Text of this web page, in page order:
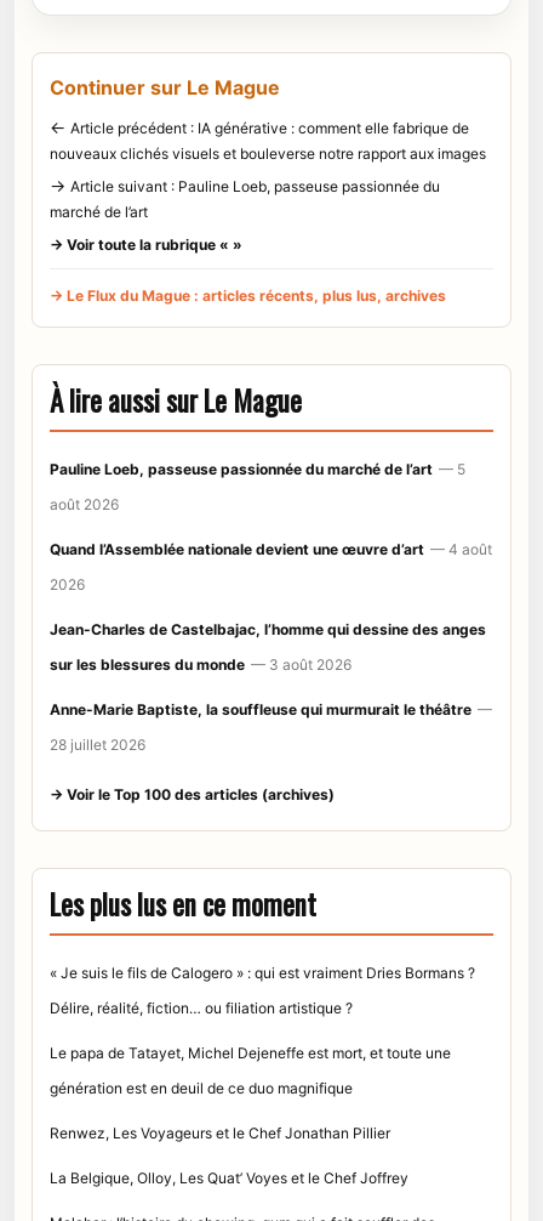
Continuer sur Le Mague
← Article précédent : IA générative : comment elle fabrique de
nouveaux clichés visuels et bouleverse notre rapport aux images
→ Article suivant : Pauline Loeb, passeuse passionnée du
marché de l’art
→ Voir toute la rubrique « »
→ Le Flux du Mague : articles récents, plus lus, archives
À lire aussi sur Le Mague
Pauline Loeb, passeuse passionnée du marché de l’art — 5
août 2026
Quand l’Assemblée nationale devient une œuvre d’art — 4 août
2026
Jean-Charles de Castelbajac, l’homme qui dessine des anges
sur les blessures du monde — 3 août 2026
Anne-Marie Baptiste, la souffleuse qui murmurait le théâtre —
28 juillet 2026
→ Voir le Top 100 des articles (archives)
Les plus lus en ce moment
« Je suis le fils de Calogero » : qui est vraiment Dries Bormans ?
Délire, réalité, fiction… ou filiation artistique ?
Le papa de Tatayet, Michel Dejeneffe est mort, et toute une
génération est en deuil de ce duo magnifique
Renwez, Les Voyageurs et le Chef Jonathan Pillier
La Belgique, Olloy, Les Quat’ Voyes et le Chef Joffrey